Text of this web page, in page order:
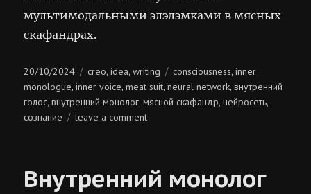
мультимодальными элэлэмками в мясных
скафандрах.
Posted
on
20/10/2024 Categories
creo,idea,writing Tags
consciousness,inner
monologue,inner voice,meat suit,neural network,внутренний
голос,внутренний монолог,мясной скафандр,нейросеть,
сознание leave a commenton
Внутренний монолог